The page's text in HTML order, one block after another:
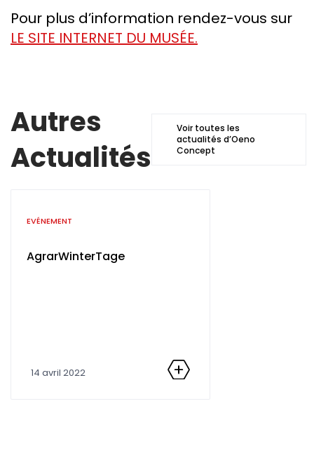
Pour plus d’information rendez-vous sur
LE SITE INTERNET DU MUSÉE.
Autres
Actualités
Voir toutes les
actualités d’Oeno
Concept
EVÉNEMENT
AgrarWinterTage
14 avril 2022